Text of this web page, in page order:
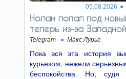
05.08.2026
Нолан попал под
теперь из‑за
Telegram Макс Лурье
Пока вся эта история
курьезом, нежели
беспокойства. Но,